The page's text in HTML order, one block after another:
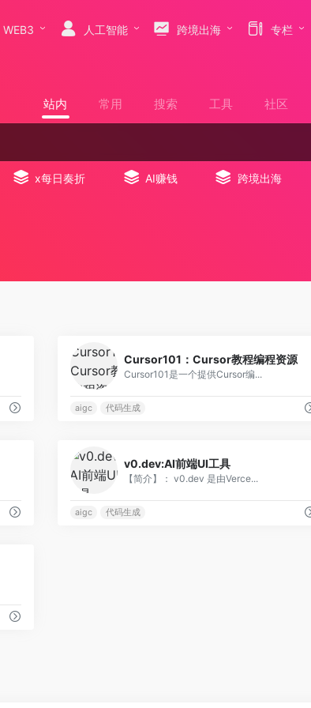
WEB3 人工智能 跨境出海 专栏
站内 常用 搜索 工具 社区
x每日奏折 AI赚钱 跨境出海
Cursor101：Cursor教程编程资源
Cursor101是一个提供Cursor编...
aigc 代码生成
v0.dev:AI前端UI工具
【简介】： v0.dev 是由Verce...
aigc 代码生成